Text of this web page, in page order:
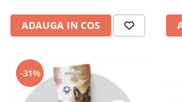
ADAUGA IN COS
-31%